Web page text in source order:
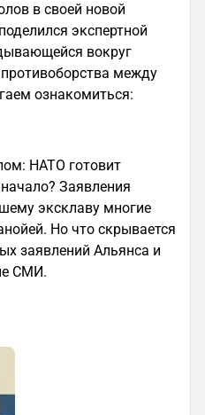
в своей новой
экспертной
вокруг
между
ознакомиться:
НАТО готовит
Заявления
эксклаву многие
Но что скрывается
заявлений Альянса и
СМИ.